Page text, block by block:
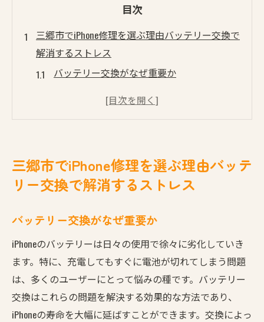
目次
三郷市でiPhone修理を選ぶ理由バッテリー交換で
解消するストレス
バッテリー交換がなぜ重要か
三郷市の修理店で得られる安心感
コストと効果のバランス
バッテリー劣化のサインに気づくiPhone修理のタ
バッテリー劣化の初期症状
iPhoneが示す警告サイン
修理のタイミングを見極める方法
劣化を防ぐための日常ケア
修理が必要な時期を見逃さない
三郷市でiPhone修理を選ぶ理由バッテ
リー交換で解消するストレス
バッテリー交換がなぜ重要か
iPhoneのバッテリーは日々の使用で徐々に劣化していき
ます。特に、充電してもすぐに電池が切れてしまう問題
は、多くのユーザーにとって悩みの種です。バッテリー
交換はこれらの問題を解決する効果的な方法であり、
iPhoneの寿命を大幅に延ばすことができます。交換によっ